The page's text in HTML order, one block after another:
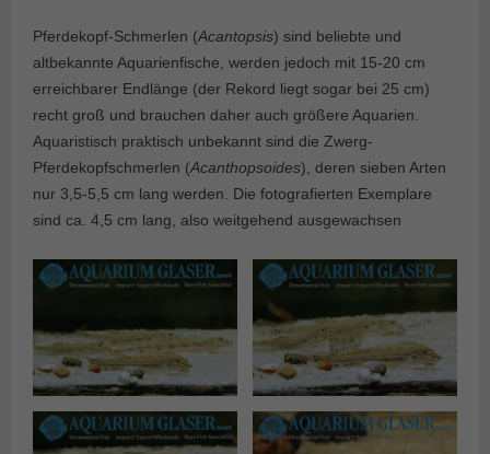
Pferdekopf-Schmerlen (Acantopsis) sind beliebte und
altbekannte Aquarienfische, werden jedoch mit 15-20 cm
erreichbarer Endlänge (der Rekord liegt sogar bei 25 cm)
recht groß und brauchen daher auch größere Aquarien.
Aquaristisch praktisch unbekannt sind die Zwerg-
Pferdekopfschmerlen (Acanthopsoides), deren sieben Arten
nur 3,5-5,5 cm lang werden. Die fotografierten Exemplare
sind ca. 4,5 cm lang, also weitgehend ausgewachsen